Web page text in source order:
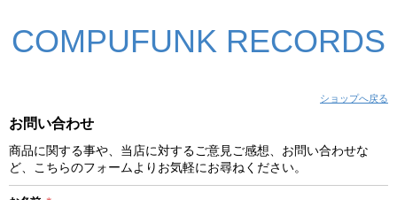
COMPUFUNK RECORDS
ショップへ戻る
お問い合わせ
商品に関する事や、当店に対するご意見ご感想、お問い合わせな
ど、こちらのフォームよりお気軽にお尋ねください。